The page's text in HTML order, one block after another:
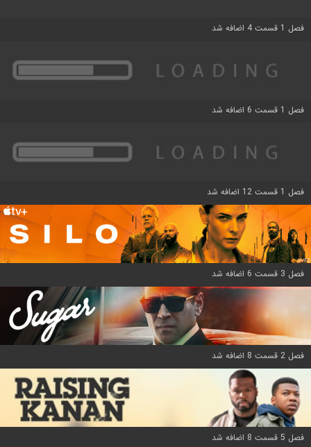
فصل 1 قسمت 4 اضافه شد
فصل 1 قسمت 6 اضافه شد
فصل 1 قسمت 12 اضافه شد
فصل 3 قسمت 6 اضافه شد
فصل 2 قسمت 8 اضافه شد
فصل 5 قسمت 8 اضافه شد